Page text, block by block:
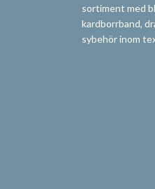
sortiment med
kardborrband,
sybehör inom